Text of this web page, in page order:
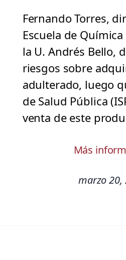
Fernando Torres,
Escuela de
la U. Andrés Bello,
riesgos sobre
adulterado, luego
de Salud Pública
venta de este
Más
marzo 20,